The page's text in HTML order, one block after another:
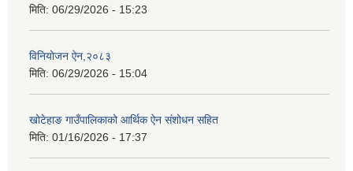
मिति: 06/29/2026 - 15:23
विनियोजन ऐन,२०८३
मिति: 06/29/2026 - 15:04
खोटेहाङ गाउँपालिकाको आर्थिक ऐन संशोधन सहित
मिति: 01/16/2026 - 17:37